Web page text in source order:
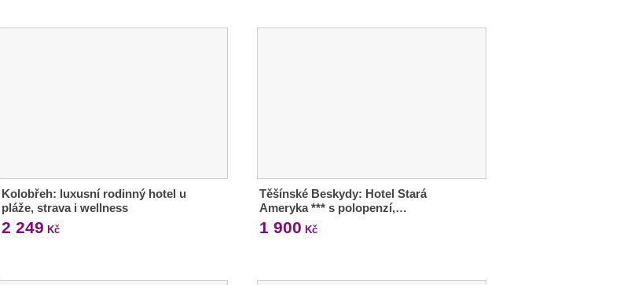
Kolobřeh: luxusní rodinný hotel u
pláže, strava i wellness
2 249 Kč
Těšínské Beskydy: Hotel Stará
Ameryka *** s polopenzí,…
1 900 Kč